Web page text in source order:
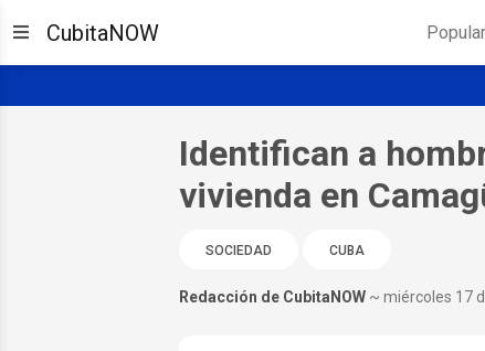
CubitaNOW
Identifican a
vivienda en
SOCIEDAD CUBA
Redacción de CubitaNOW ~ miércoles 17